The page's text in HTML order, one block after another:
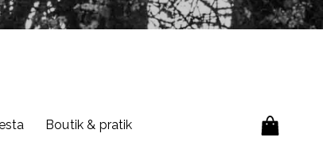
Boutik & pratik